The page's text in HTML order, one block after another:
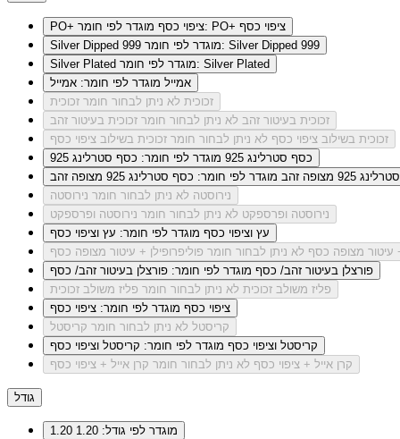
PO+ ציפוי כסף
מוגדר לפי חומר: PO+ ציפוי כסף
Silver Dipped 999
מוגדר לפי חומר: Silver Dipped 999
Silver Plated
מוגדר לפי חומר: Silver Plated
אמייל מוגדר לפי חומר: אמייל
זכוכית לא ניתן לבחור חומר זכוכית
זכוכית בעיטור זהב לא ניתן לבחור חומר זכוכית בעיטור זהב
זכוכית בשילוב ציפוי כסף לא ניתן לבחור חומר זכוכית בשילוב ציפוי כסף
כסף סטרלינג 925
מוגדר לפי חומר: כסף סטרלינג 925
925 מצופה זהב
מוגדר לפי חומר: כסף סטרלינג 925 מצופה זהב
נירוסטה לא ניתן לבחור חומר נירוסטה
נירוסטה ופרספקט לא ניתן לבחור חומר נירוסטה ופרספקט
עץ וציפוי כסף מוגדר לפי חומר: עץ וציפוי כסף
עיטור מצופה כסף לא ניתן לבחור חומר פוליפרופילן + עיטור מצופה כסף
פורצלן בעיטור זהב/ כסף מוגדר לפי חומר: פורצלן בעיטור זהב/ כסף
פליז משולב זכוכית לא ניתן לבחור חומר פליז משולב זכוכית
ציפוי כסף מוגדר לפי חומר: ציפוי כסף
קריסטל לא ניתן לבחור חומר קריסטל
קריסטל וציפוי כסף מוגדר לפי חומר: קריסטל וציפוי כסף
קרן אייל + ציפוי כסף לא ניתן לבחור חומר קרן אייל + ציפוי כסף
גודל
1.20
מוגדר לפי גודל: 1.20